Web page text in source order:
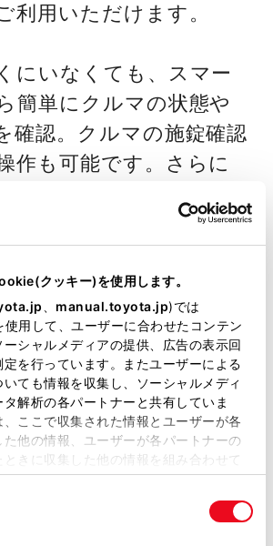
クッキー)を使用します。
manual.toyota.jp)では
用して、ユーザーに合わせたコンテン
シャルメディアの提供、広告の表示回
を行っています。またユーザーによる
ても情報を収集し、ソーシャルメディ
解析の各パートナーと共有していま
ここで収集された情報とユーザーが各
他の情報、ユーザーが各パートナーの
ときに収集した他の情報を組み合わせて
す。当ウェブサイトの使用を続行する
利用いただけます。
にいなくても、スマー
簡単にクルマの状態や
確認。クルマの施錠確認
作も可能です。さらに
所から大切なクルマを見
契約
アカウント」取得
TOYOTA+アプリはこちら
ビス主要機能一覧・ご利用